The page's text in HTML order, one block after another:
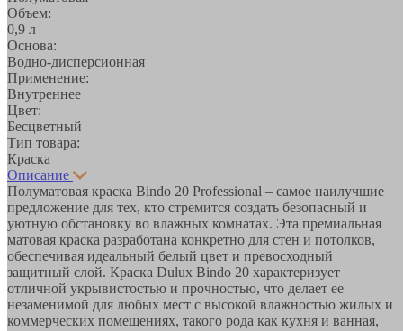
Объем:
0,9 л
Основа:
Водно-дисперсионная
Применение:
Внутреннее
Цвет:
Бесцветный
Тип товара:
Краска
Описание
Полуматовая краска Bindo 20 Professional – самое наилучшие
предложение для тех, кто стремится создать безопасный и
уютную обстановку во влажных комнатах. Эта премиальная
матовая краска разработана конкретно для стен и потолков,
обеспечивая идеальный белый цвет и превосходный
защитный слой. Краска Dulux Bindo 20 характеризует
отличной укрывистостью и прочностью, что делает ее
незаменимой для любых мест с высокой влажностью жилых и
коммерческих помещениях, такого рода как кухня и ванная,